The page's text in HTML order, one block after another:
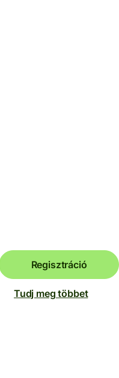
Regisztráció
Tudj meg többet